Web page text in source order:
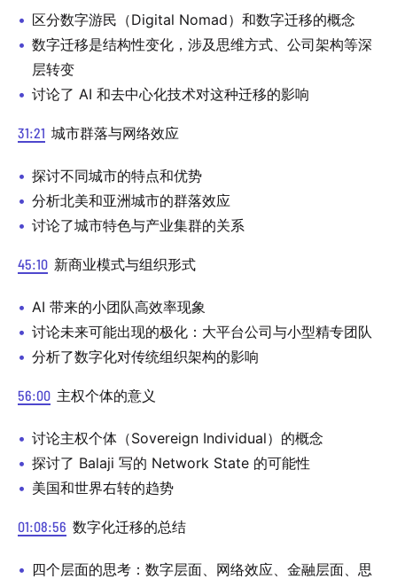
区分数字游民（Digital Nomad）和数字迁移的概念
数字迁移是结构性变化，涉及思维方式、公司架构等深
层转变
讨论了 AI 和去中心化技术对这种迁移的影响
31:21 城市群落与网络效应
探讨不同城市的特点和优势
分析北美和亚洲城市的群落效应
讨论了城市特色与产业集群的关系
45:10 新商业模式与组织形式
AI 带来的小团队高效率现象
讨论未来可能出现的极化：大平台公司与小型精专团队
分析了数字化对传统组织架构的影响
56:00 主权个体的意义
讨论主权个体（Sovereign Individual）的概念
探讨了 Balaji 写的 Network State 的可能性
美国和世界右转的趋势
01:08:56 数字化迁移的总结
四个层面的思考：数字层面、网络效应、金融层面、思